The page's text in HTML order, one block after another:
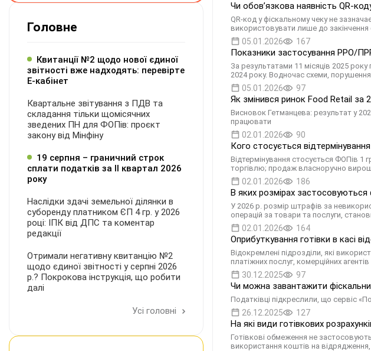
Чи обов’язкова наявність QR-
QR-код у фіскальному чеку не
використовувати лише до закінчення
05.01.2026 167
Показники застосування РРО/
За результатами 11 місяців 2025
2024 року. Водночас схеми,
05.01.2026 97
Як змінився ринок Food Retail за
Висновок Гетманцева: результат у
працювати
02.01.2026 90
Кого стосується
Відтермінування стосується ФОПів 1
торгівлю; продаж власноручно
02.01.2026 186
В яких розмірах
У 2026 р. розмір штрафів за
операцій за товари та послуги,
02.01.2026 164
Оприбуткування готівки в касі
Відокремлені підрозділи, які
платіжних послуг, комерційних
30.12.2025 97
Чи можна завантажити
Податківці підкреслили, що сервіс
26.12.2025 127
На які види готівкових
Готівкові обмеження не
використання коштів на
Головне
Квитанції №2 щодо нової єдиної
звітності вже надходять: перевірте
Е-кабінет
Квартальне звітування з ПДВ та
складання тільки щомісячних
зведених ПН для ФОПів: проєкт
закону від Мінфіну
19 серпня – граничний строк
сплати податків за ІI квартал 2026
року
Наслідки здачі земельної ділянки в
суборенду платником ЄП 4 гр. у 2026
році: ІПК від ДПС та коментар
редакції
Отримали негативну квитанцію №2
щодо єдиної звітності у серпні 2026
р.? Покрокова інструкція, що робити
далі
Усі головні